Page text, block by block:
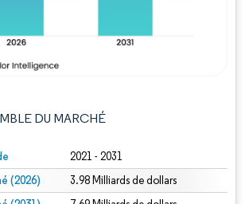
DU MARCHÉ
2021 - 2031
(2026) 3.98 Milliards de dollars